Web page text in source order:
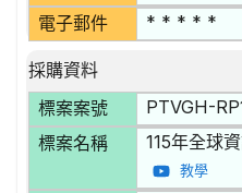
電子郵件 * * * * *
採購資料
標案案號
PTVGH-
標案名稱 115年全球
教學